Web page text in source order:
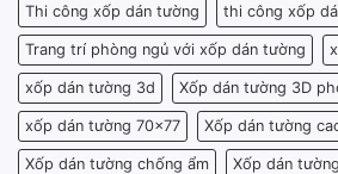
Thi công xốp dán tường thi công xốp
Trang trí phòng ngủ với xốp dán tường
xốp dán tường 3d Xốp dán tường 3D
xốp dán tường 70x77 Xốp dán tường
Xốp dán tường chống ẩm Xốp dán